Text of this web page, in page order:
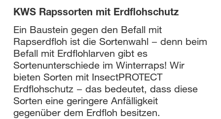
KWS Rapssorten mit Erdflohschutz
Ein Baustein gegen den Befall mit
Rapserdfloh ist die Sortenwahl − denn beim
Befall mit Erdflohlarven gibt es
Sortenunterschiede im Winterraps! Wir
bieten Sorten mit InsectPROTECT
Erdflohschutz − das bedeutet, dass diese
Sorten eine geringere Anfälligkeit
gegenüber dem Erdfloh besitzen.